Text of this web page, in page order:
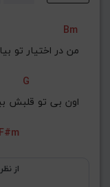
Bm
من در اختیار تو
G
اون بی تو قلبش
F#m
از